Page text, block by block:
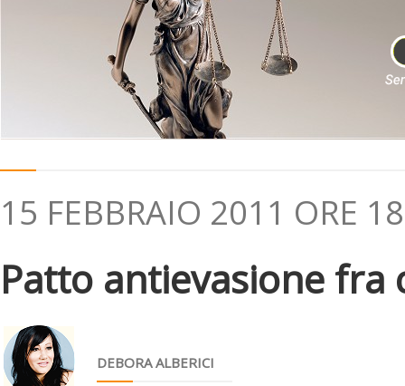
15 FEBBRAIO 2011 ORE
Patto antievasione fra
DEBORA ALBERICI